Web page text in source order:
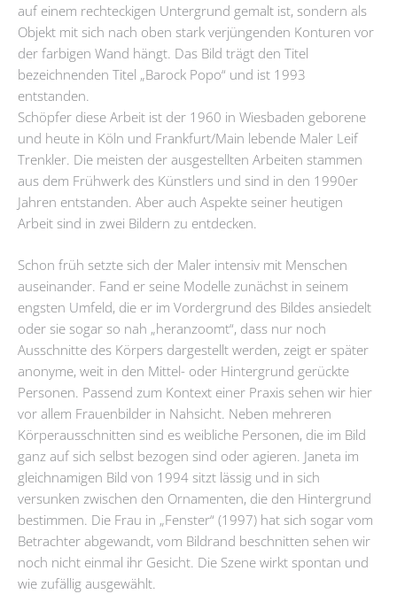
auf einem rechteckigen Untergrund gemalt ist, sondern als
Objekt mit sich nach oben stark verjüngenden Konturen vor
der farbigen Wand hängt. Das Bild trägt den Titel
bezeichnenden Titel „Barock Popo“ und ist 1993
entstanden.
Schöpfer diese Arbeit ist der 1960 in Wiesbaden geborene
und heute in Köln und Frankfurt/Main lebende Maler Leif
Trenkler. Die meisten der ausgestellten Arbeiten stammen
aus dem Frühwerk des Künstlers und sind in den 1990er
Jahren entstanden. Aber auch Aspekte seiner heutigen
Arbeit sind in zwei Bildern zu entdecken.
Schon früh setzte sich der Maler intensiv mit Menschen
auseinander. Fand er seine Modelle zunächst in seinem
engsten Umfeld, die er im Vordergrund des Bildes ansiedelt
oder sie sogar so nah „heranzoomt“, dass nur noch
Ausschnitte des Körpers dargestellt werden, zeigt er später
anonyme, weit in den Mittel- oder Hintergrund gerückte
Personen. Passend zum Kontext einer Praxis sehen wir hier
vor allem Frauenbilder in Nahsicht. Neben mehreren
Körperausschnitten sind es weibliche Personen, die im Bild
ganz auf sich selbst bezogen sind oder agieren. Janeta im
gleichnamigen Bild von 1994 sitzt lässig und in sich
versunken zwischen den Ornamenten, die den Hintergrund
bestimmen. Die Frau in „Fenster“ (1997) hat sich sogar vom
Betrachter abgewandt, vom Bildrand beschnitten sehen wir
noch nicht einmal ihr Gesicht. Die Szene wirkt spontan und
wie zufällig ausgewählt.